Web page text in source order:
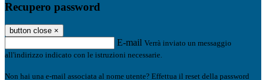
Recupero password
button close ×
E-mail Verrà inviato un messaggio
all'indirizzo indicato con le istruzioni necessarie.
Non hai una e-mail associata al nome utente? Effettua il reset della password